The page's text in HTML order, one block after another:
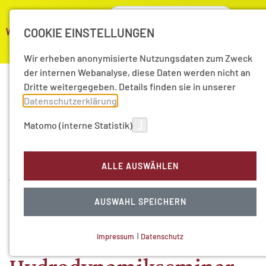
Strömungsmechanik
zwischen Mathematik
und
Ingenieurwissenschaften
- Felix Kleins
COOKIE EINSTELLUNGEN
Wir erheben anonymisierte Nutzungsdaten zum Zweck
der internen Webanalyse, diese Daten werden nicht an
Dritte weitergegeben. Details finden sie in unserer
Datenschutzerklärung
Matomo (interne Statistik)
ALLE AUSWÄHLEN
AUSWAHL SPEICHERN
Impressum | Datenschutz